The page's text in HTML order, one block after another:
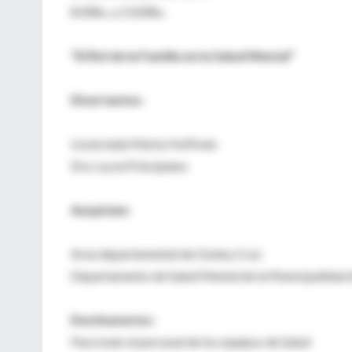
8:00hs. a 13:00hs.
"El Rol de la Familia en la Salud Mental"
Disertantes:
Licenciada Marta Hoffman
Dra. Lucía Principiano
Auspician:
Area departamental de Godoy Cruz
Departamento de Salud Mental de la Municipalidad
Destinatarios:
Para todo el personal de los equipos de Salud